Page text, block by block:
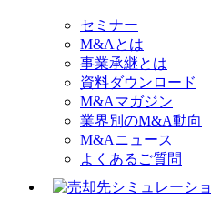
セミナー
M&Aとは
事業承継とは
資料ダウンロード
M&Aマガジン
業界別のM&A動向
M&Aニュース
よくあるご質問